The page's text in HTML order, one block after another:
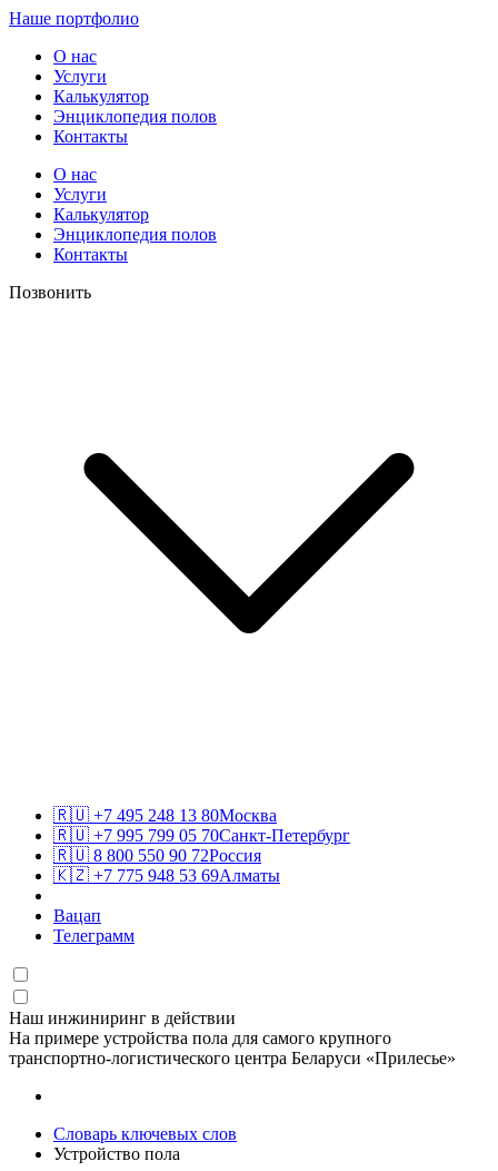
Наше портфолио
О нас
Услуги
Калькулятор
Энциклопедия полов
Контакты
О нас
Услуги
Калькулятор
Энциклопедия полов
Контакты
Позвонить
🇷🇺 +7 495 248 13 80Москва
🇷🇺 +7 995 799 05 70Санкт-Петербург
🇷🇺 8 800 550 90 72Россия
🇰🇿 +7 775 948 53 69Алматы
Вацап
Телеграмм
Наш инжиниринг в действии
На примере устройства пола для самого крупного
транспортно-логистического центра Беларуси «Прилесье»
Словарь ключевых слов
Устройство пола